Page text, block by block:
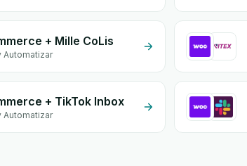
+ Mille CoLis
Automatizar
+ TikTok Inbox
Automatizar